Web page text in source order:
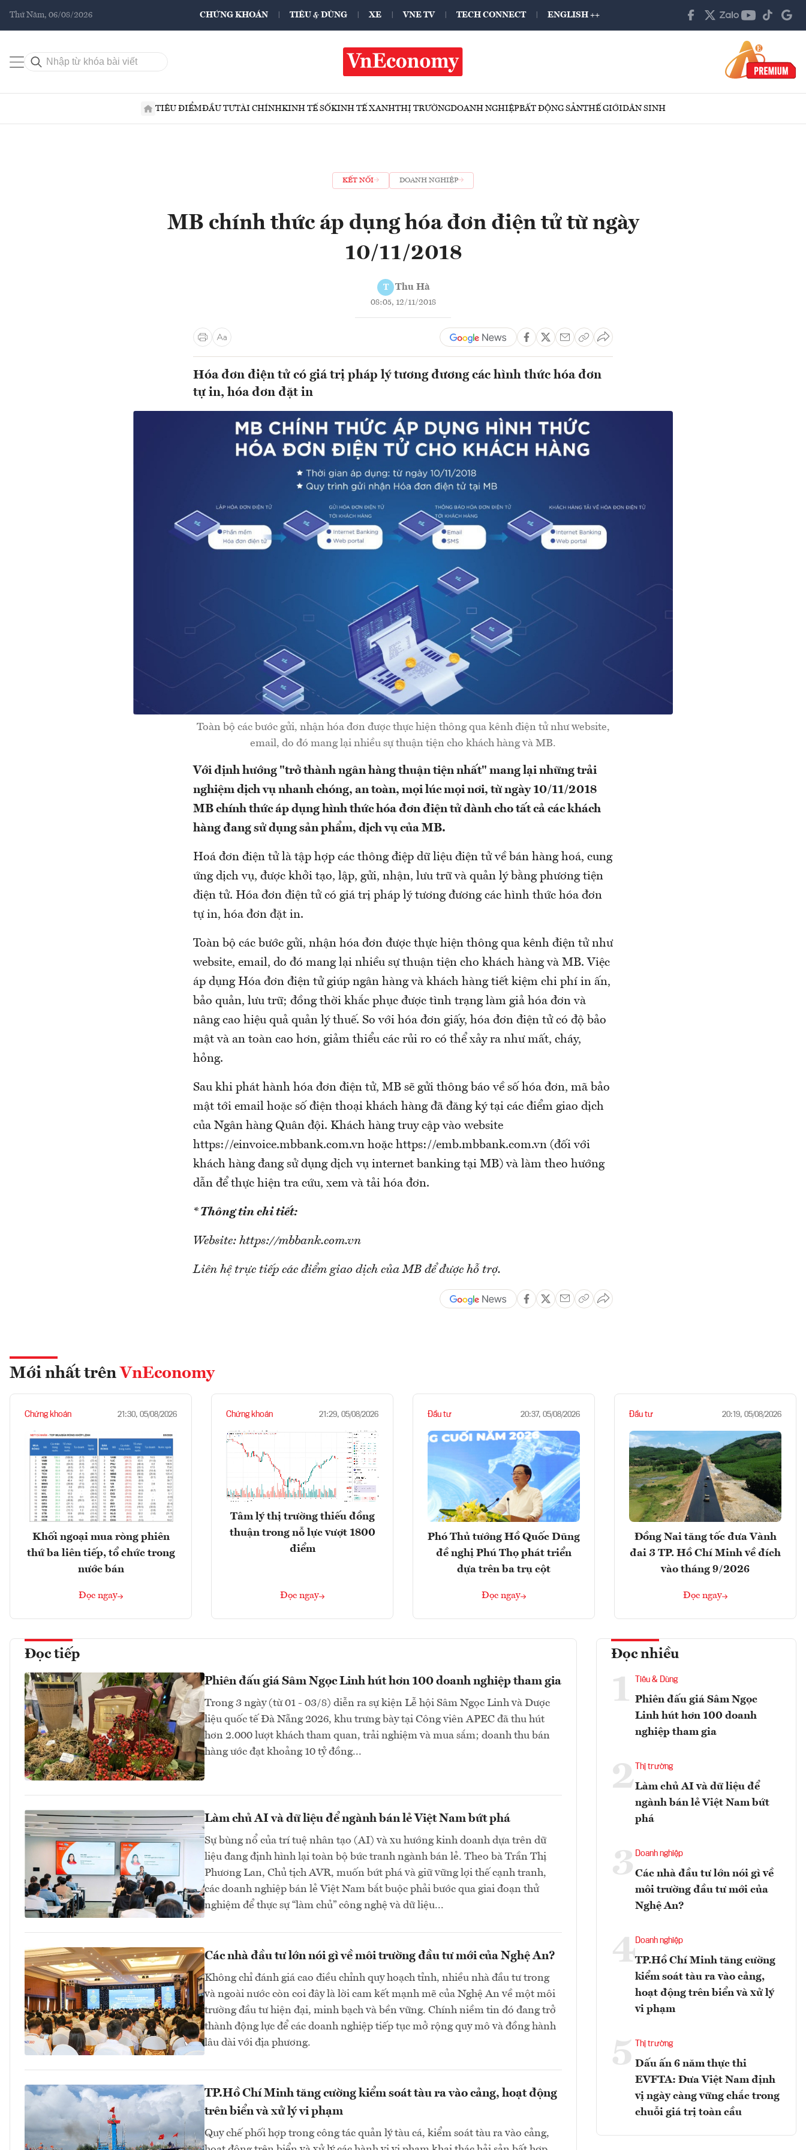
Thứ Năm, 06/08/2026 CHỨNG KHOÁN TIÊU & DÙNG XE VNE TV TECH CONNECT ENGLISH ++
TIÊU ĐIỂMĐẦU TƯTÀI CHÍNHKINH TẾ SỐKINH TẾ XANHTHỊ TRƯỜNGDOANH NGHIỆPBẤT ĐỘNG SẢNTHẾ GIỚIDÂN SINH
KẾT NỐI DOANH NGHIỆP
MB chính thức áp dụng hóa đơn điện tử từ ngày
10/11/2018
T Thu Hà
08:05, 12/11/2018
Hóa đơn điện tử có giá trị pháp lý tương đương các hình thức hóa đơn
tự in, hóa đơn đặt in
Toàn bộ các bước gửi, nhận hóa đơn được thực hiện thông qua kênh điện tử như website,
email, do đó mang lại nhiều sự thuận tiện cho khách hàng và MB.
Với định hướng "trở thành ngân hàng thuận tiện nhất" mang lại những trải
nghiệm dịch vụ nhanh chóng, an toàn, mọi lúc mọi nơi, từ ngày 10/11/2018
MB chính thức áp dụng hình thức hóa đơn điện tử dành cho tất cả các khách
hàng đang sử dụng sản phẩm, dịch vụ của MB.
Hoá đơn điện tử là tập hợp các thông điệp dữ liệu điện tử về bán hàng hoá, cung
ứng dịch vụ, được khởi tạo, lập, gửi, nhận, lưu trữ và quản lý bằng phương tiện
điện tử. Hóa đơn điện tử có giá trị pháp lý tương đương các hình thức hóa đơn
tự in, hóa đơn đặt in.
Toàn bộ các bước gửi, nhận hóa đơn được thực hiện thông qua kênh điện tử như
website, email, do đó mang lại nhiều sự thuận tiện cho khách hàng và MB. Việc
áp dụng Hóa đơn điện tử giúp ngân hàng và khách hàng tiết kiệm chi phí in ấn,
bảo quản, lưu trữ; đồng thời khắc phục được tình trạng làm giả hóa đơn và
nâng cao hiệu quả quản lý thuế. So với hóa đơn giấy, hóa đơn điện tử có độ bảo
mật và an toàn cao hơn, giảm thiểu các rủi ro có thể xảy ra như mất, cháy,
hỏng.
Sau khi phát hành hóa đơn điện tử, MB sẽ gửi thông báo về số hóa đơn, mã bảo
mật tới email hoặc số điện thoại khách hàng đã đăng ký tại các điểm giao dịch
của Ngân hàng Quân đội. Khách hàng truy cập vào website
https://einvoice.mbbank.com.vn hoặc https://emb.mbbank.com.vn (đối với
khách hàng đang sử dụng dịch vụ internet banking tại MB) và làm theo hướng
dẫn để thực hiện tra cứu, xem và tải hóa đơn.
* Thông tin chi tiết:
Website: https://mbbank.com.vn
Liên hệ trực tiếp các điểm giao dịch của MB để được hỗ trợ.
Mới nhất trên VnEconomy
Chứng khoán 21:30, 05/08/2026
Khối ngoại mua ròng phiên
thứ ba liên tiếp, tổ chức trong
nước bán
Đọc ngay
Chứng khoán 21:29, 05/08/2026
Tâm lý thị trường thiếu đồng
thuận trong nỗ lực vượt 1800
điểm
Đọc ngay
Đầu tư 20:37, 05/08/2026
Phó Thủ tướng Hồ Quốc Dũng
đề nghị Phú Thọ phát triển
dựa trên ba trụ cột
Đọc ngay
Đầu tư 20:19, 05/08/2026
Đồng Nai tăng tốc đưa Vành
đai 3 TP. Hồ Chí Minh về đích
vào tháng 9/2026
Đọc ngay
Đọc tiếp
Phiên đấu giá Sâm Ngọc Linh hút hơn 100 doanh nghiệp tham gia
Trong 3 ngày (từ 01 - 03/8) diễn ra sự kiện Lễ hội Sâm Ngọc Linh và Dược
liệu quốc tế Đà Nẵng 2026, khu trưng bày tại Công viên APEC đã thu hút
hơn 2.000 lượt khách tham quan, trải nghiệm và mua sắm; doanh thu bán
hàng ước đạt khoảng 10 tỷ đồng...
Làm chủ AI và dữ liệu để ngành bán lẻ Việt Nam bứt phá
Sự bùng nổ của trí tuệ nhân tạo (AI) và xu hướng kinh doanh dựa trên dữ
liệu đang định hình lại toàn bộ bức tranh ngành bán lẻ. Theo bà Trần Thị
Phương Lan, Chủ tịch AVR, muốn bứt phá và giữ vững lợi thế cạnh tranh,
các doanh nghiệp bán lẻ Việt Nam bắt buộc phải bước qua giai đoạn thử
nghiệm để thực sự “làm chủ” công nghệ và dữ liệu...
Các nhà đầu tư lớn nói gì về môi trường đầu tư mới của Nghệ An?
Không chỉ đánh giá cao điều chỉnh quy hoạch tỉnh, nhiều nhà đầu tư trong
và ngoài nước còn coi đây là lời cam kết mạnh mẽ của Nghệ An về một môi
trường đầu tư hiện đại, minh bạch và bền vững. Chính niềm tin đó đang trở
thành động lực để các doanh nghiệp tiếp tục mở rộng quy mô và đồng hành
lâu dài với địa phương.
TP.Hồ Chí Minh tăng cường kiểm soát tàu ra vào cảng, hoạt động
trên biển và xử lý vi phạm
Quy chế phối hợp trong công tác quản lý tàu cá, kiểm soát tàu ra vào cảng,
Đọc nhiều
1 Tiêu & Dùng
Phiên đấu giá Sâm Ngọc
Linh hút hơn 100 doanh
nghiệp tham gia
2 Thị trường
Làm chủ AI và dữ liệu để
ngành bán lẻ Việt Nam bứt
phá
3 Doanh nghiệp
Các nhà đầu tư lớn nói gì về
môi trường đầu tư mới của
Nghệ An?
4Doanh nghiệp
TP.Hồ Chí Minh tăng cường
kiểm soát tàu ra vào cảng,
hoạt động trên biển và xử lý
vi phạm
5 Thị trường
Dấu ấn 6 năm thực thi
EVFTA: Đưa Việt Nam định
vị ngày càng vững chắc trong
chuỗi giá trị toàn cầu